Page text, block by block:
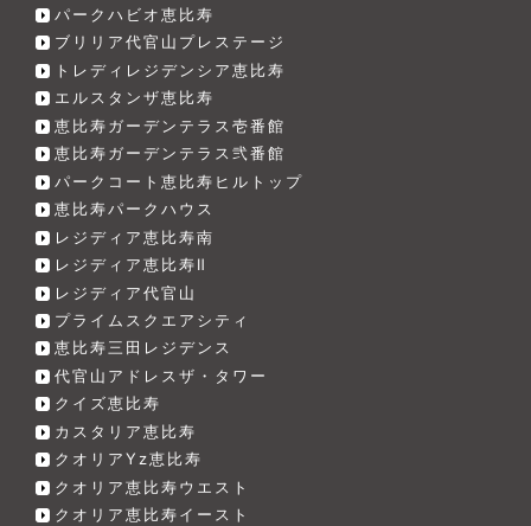
パークハビオ恵比寿
ブリリア代官山プレステージ
トレディレジデンシア恵比寿
エルスタンザ恵比寿
恵比寿ガーデンテラス壱番館
恵比寿ガーデンテラス弐番館
パークコート恵比寿ヒルトップ
恵比寿パークハウス
レジディア恵比寿南
レジディア恵比寿Ⅱ
レジディア代官山
プライムスクエアシティ
恵比寿三田レジデンス
代官山アドレスザ・タワー
クイズ恵比寿
カスタリア恵比寿
クオリアYz恵比寿
クオリア恵比寿ウエスト
クオリア恵比寿イースト